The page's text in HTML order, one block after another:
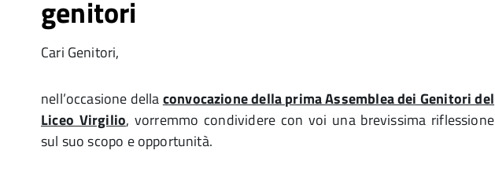
genitori
Cari Genitori,
nell’occasione dellaconvocazione della prima Assemblea dei Genitori del
Liceo Virgilio, vorremmo condividere con voi una brevissima riflessione
sul suo scopo e opportunità.